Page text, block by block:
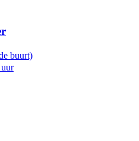
buurt)